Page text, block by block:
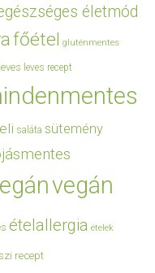
életmód
főétel gluténmentes
leves leves recept
saláta sütemény
vegán
ételallergia ételek
recept